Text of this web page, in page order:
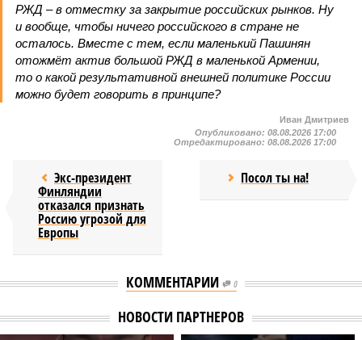
РЖД – в отместку за закрытие российских рынков. Ну
и вообще, чтобы ничего российского в стране не
осталось. Вместе с тем, если маленький Пашинян
отожмёт актив большой РЖД в маленькой Армении,
то о какой результативной внешней политике России
можно будет говорить в принципе?
Иван Дмитриев
Опубликовано: 08.08.2026 17:00
Отредактировано: 08.08.2026 17:00
Экс-президент
Финляндии
отказался признать
Россию угрозой для
Европы
Посол ты на!
КОММЕНТАРИИ 0
НОВОСТИ ПАРТНЕРОВ